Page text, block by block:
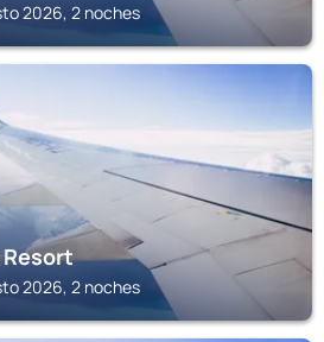
2026, 2 noches
Resort
2026, 2 noches